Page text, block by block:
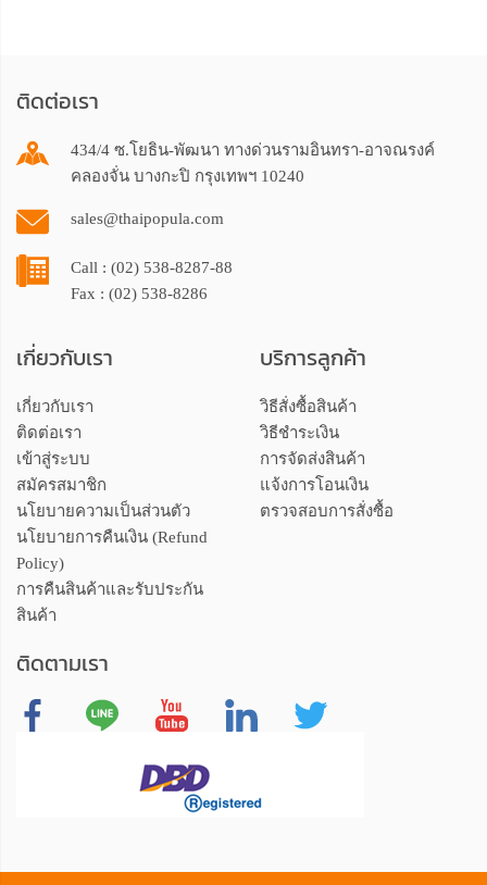
ติดต่อเรา
434/4 ซ.โยธิน-พัฒนา ทางด่วนรามอินทรา-อาจณรงค์
คลองจั่น บางกะปิ กรุงเทพฯ 10240
sales@thaipopula.com
Call : (02) 538-8287-88
Fax : (02) 538-8286
เกี่ยวกับเรา
เกี่ยวกับเรา
ติดต่อเรา
เข้าสู่ระบบ
สมัครสมาชิก
นโยบายความเป็นส่วนตัว
นโยบายการคืนเงิน (Refund
Policy)
การคืนสินค้าและรับประกัน
สินค้า
บริการลูกค้า
วิธีสั่งซื้อสินค้า
วิธีชำระเงิน
การจัดส่งสินค้า
แจ้งการโอนเงิน
ตรวจสอบการสั่งซื้อ
ติดตามเรา